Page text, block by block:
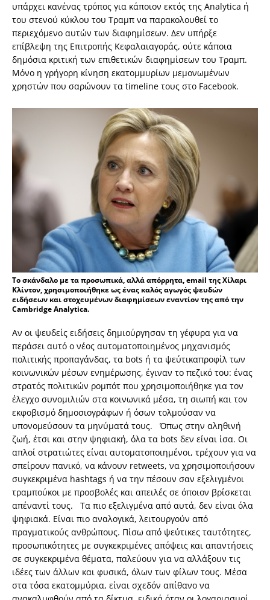
υπάρχει κανένας τρόπος για κάποιον εκτός της Analytica ή
του στενού κύκλου του Τραμπ να παρακολουθεί το
περιεχόμενο αυτών των διαφημίσεων. Δεν υπήρξε
επίβλεψη της Επιτροπής Κεφαλαιαγοράς, ούτε κάποια
δημόσια κριτική των επιθετικών διαφημίσεων του Τραμπ.
Μόνο η γρήγορη κίνηση εκατομμυρίων μεμονωμένων
χρηστών που σαρώνουν τα timeline τους στο Facebook.
To σκάνδαλο με τα προσωπικά, αλλά απόρρητα, email της Χίλαρι
Κλίντον, χρησιμοποιήθηκε ως ένας καλός αγωγός ψευδών
ειδήσεων και στοχευμένων διαφημίσεων εναντίον της από την
Cambridge Analytica.
Αν οι ψευδείς ειδήσεις δημιούργησαν τη γέφυρα για να
περάσει αυτό ο νέος αυτοματοποιημένος μηχανισμός
πολιτικής προπαγάνδας, τα bots ή τα ψεύτικαπροφίλ των
κοινωνικών μέσων ενημέρωσης, έγιναν το πεζικό του: ένας
στρατός πολιτικών ρομπότ που χρησιμοποιήθηκε για τον
έλεγχο συνομιλιών στα κοινωνικά μέσα, τη σιωπή και τον
εκφοβισμό δημοσιογράφων ή όσων τολμούσαν να
υπονομεύσουν τα μηνύματά τους. Όπως στην αληθινή
ζωή, έτσι και στην ψηφιακή, όλα τα bots δεν είναι ίσα. Οι
απλοί στρατιώτες είναι αυτοματοποιημένοι, τρέχουν για να
σπείρουν πανικό, να κάνουν retweets, να χρησιμοποιήσουν
συγκεκριμένα hashtags ή να την πέσουν σαν εξελιγμένοι
τραμπούκοι με προσβολές και απειλές σε όποιον βρίσκεται
απέναντί τους. Τα πιο εξελιγμένα από αυτά, δεν είναι όλα
ψηφιακά. Είναι πιο αναλογικά, λειτουργούν από
πραγματικούς ανθρώπους. Πίσω από ψεύτικες ταυτότητες,
προσωπικότητες με συγκεκριμένες απόψεις και απαντήσεις
σε συγκεκριμένα θέματα, παλεύουν για να αλλάξουν τις
ιδέες των άλλων και φυσικά, όλων των φίλων τους. Μέσα
στα τόσα εκατομμύρια, είναι σχεδόν απίθανο να